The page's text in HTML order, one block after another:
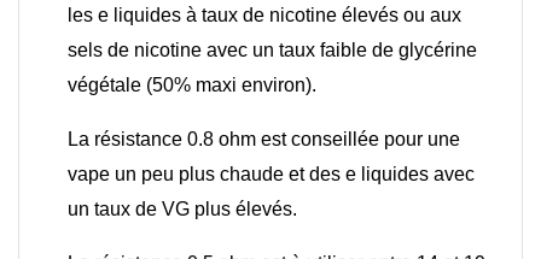
les e liquides à taux de nicotine élevés ou aux
sels de nicotine avec un taux faible de glycérine
végétale (50% maxi environ).
La résistance 0.8 ohm est conseillée pour une
vape un peu plus chaude et des e liquides avec
un taux de VG plus élevés.